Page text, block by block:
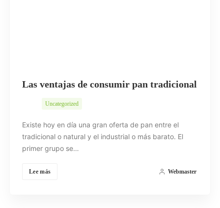
Las ventajas de consumir pan tradicional
Uncategorized
Existe hoy en día una gran oferta de pan entre el
tradicional o natural y el industrial o más barato. El
primer grupo se…
Lee más Webmaster